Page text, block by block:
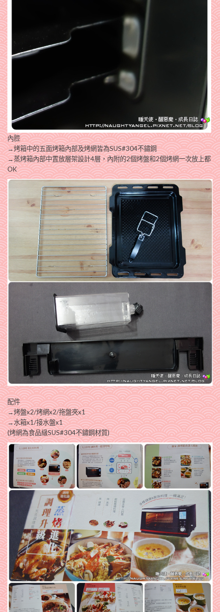
內腔
→烤箱中的五面烤箱內部及烤網皆為SUS#304不鏽鋼
→蒸烤箱內部中置放層架設計4層，內附的2個烤盤和2個烤網一次放上都
OK
配件
→烤盤x2/烤網x2/拖盤夾x1
→水箱x1/接水盤x1
(烤網為食品級SUS#304不鏽鋼材質)